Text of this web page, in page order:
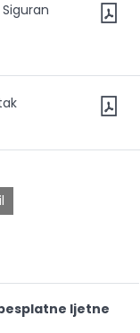
ljetne